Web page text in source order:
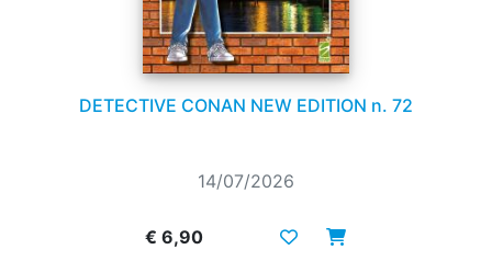
DETECTIVE CONAN NEW EDITION n. 72
14/07/2026
€ 6,90